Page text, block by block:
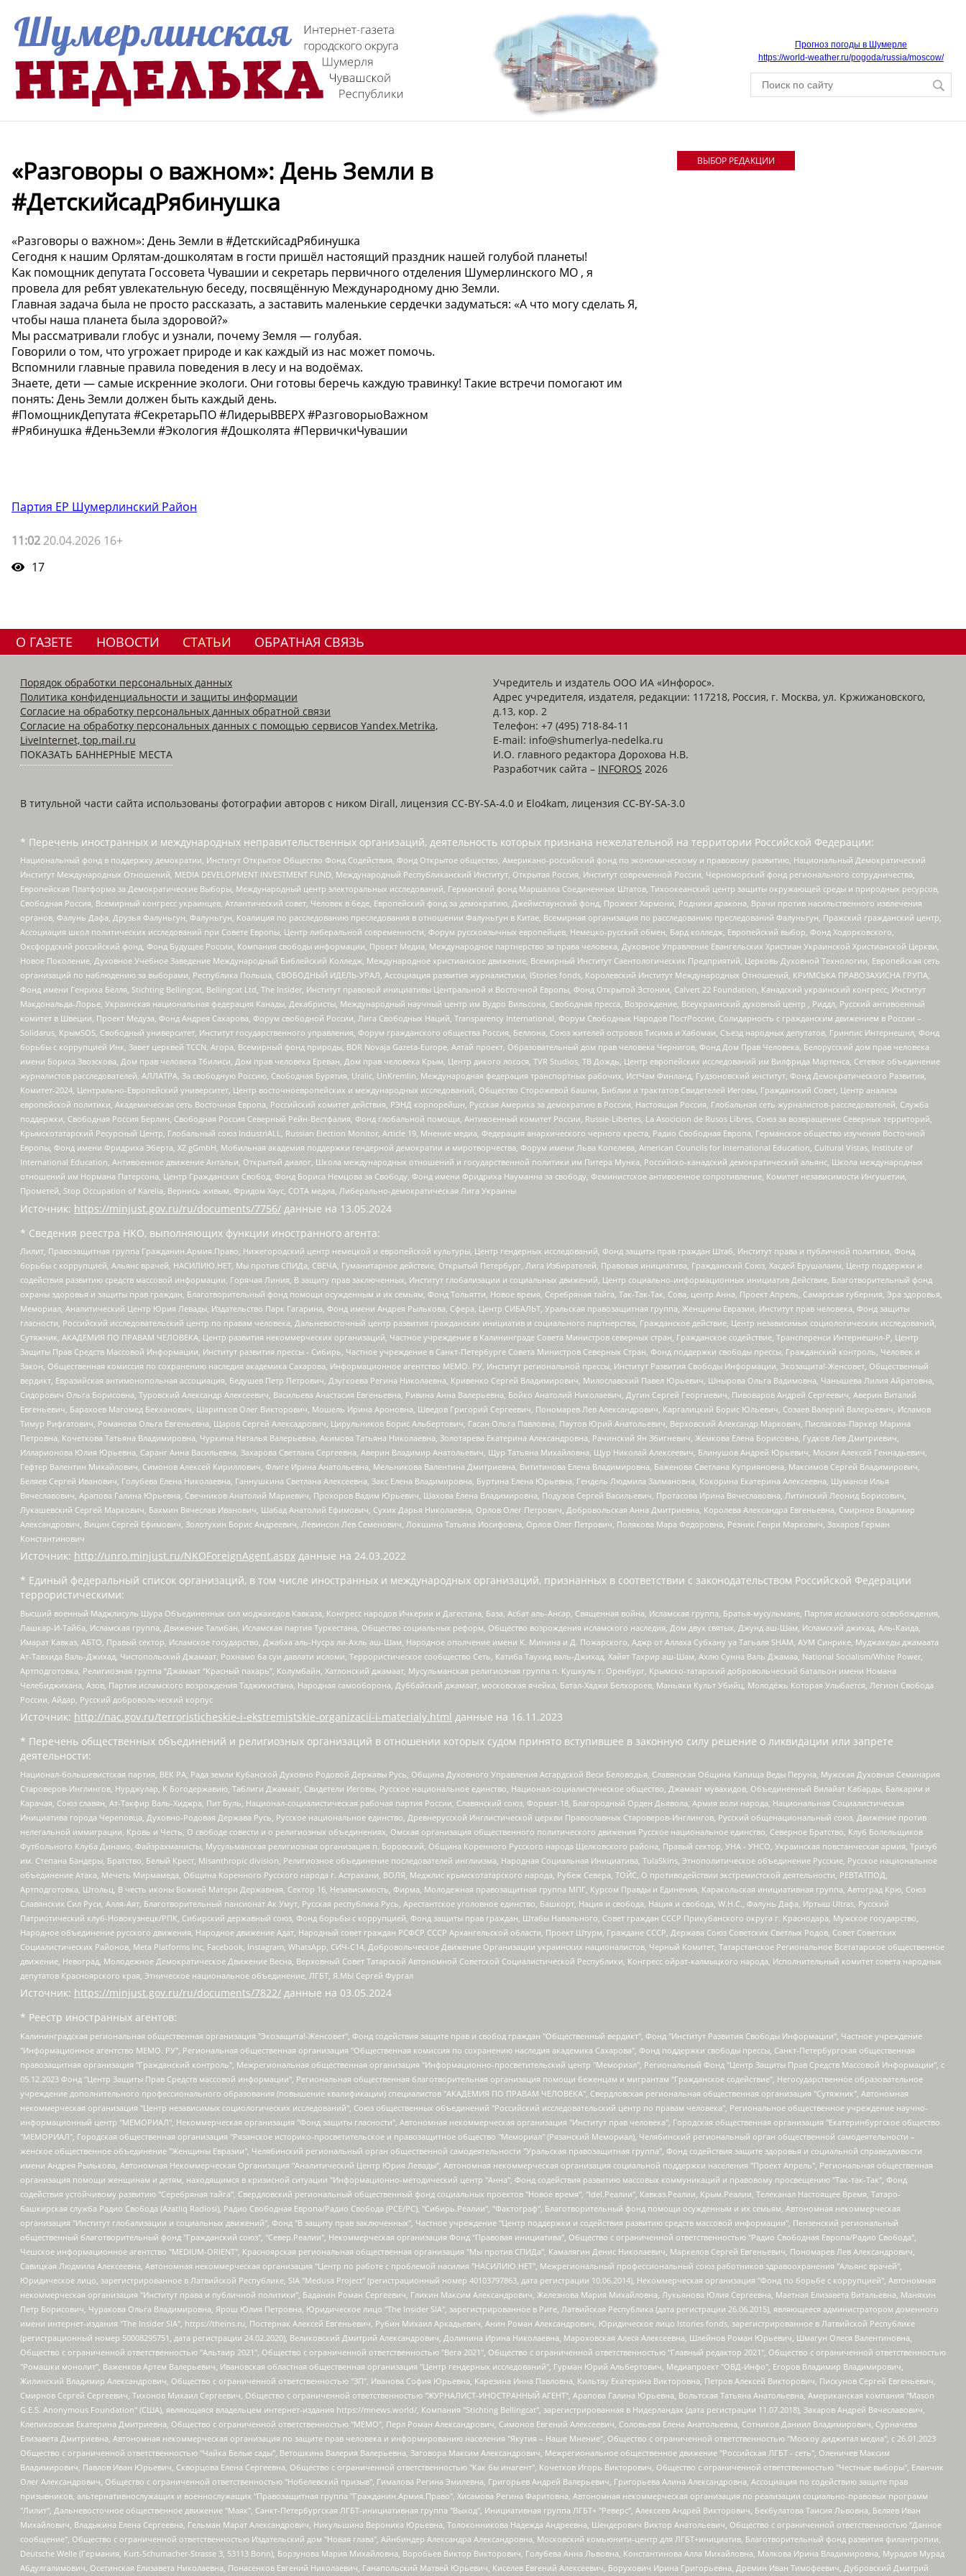
Прогноз погоды в Шумерле
https://world-weather.ru/pogoda/russia/moscow/
«Разговоры о важном»: День Земли в
#ДетскийсадРябинушка
«Разговоры о важном»: День Земли в #ДетскийсадРябинушка
Сегодня к нашим Орлятам-дошколятам в гости пришёл настоящий праздник нашей голубой планеты!
Как помощник депутата Госсовета Чувашии и секретарь первичного отделения Шумерлинского МО , я
провела для ребят увлекательную беседу, посвящённую Международному дню Земли.
Главная задача была не просто рассказать, а заставить маленькие сердечки задуматься: «А что могу сделать Я,
чтобы наша планета была здоровой?»
Мы рассматривали глобус и узнали, почему Земля — голубая.
Говорили о том, что угрожает природе и как каждый из нас может помочь.
Вспомнили главные правила поведения в лесу и на водоёмах.
Знаете, дети — самые искренние экологи. Они готовы беречь каждую травинку! Такие встречи помогают им
понять: День Земли должен быть каждый день.
#ПомощникДепутата #СекретарьПО #ЛидерыВВЕРХ #РазговорыоВажном
#Рябинушка #ДеньЗемли #Экология #Дошколята #ПервичкиЧувашии
Партия ЕР Шумерлинский Район
11:02 20.04.2026 16+
17
ВЫБОР РЕДАКЦИИ
О ГАЗЕТЕ НОВОСТИ СТАТЬИ ОБРАТНАЯ СВЯЗЬ
Порядок обработки персональных данных
Политика конфиденциальности и защиты информации
Согласие на обработку персональных данных обратной связи
Согласие на обработку персональных данных с помощью сервисов Yandex.Metrika,
LiveInternet, top.mail.ru
ПОКАЗАТЬ БАННЕРНЫЕ МЕСТА
Учредитель и издатель ООО ИА «Инфорос».
Адрес учредителя, издателя, редакции: 117218, Россия, г. Москва, ул. Кржижановского,
д.13, кор. 2
Телефон: +7 (495) 718-84-11
E-mail: info@shumerlya-nedelka.ru
И.О. главного редактора Дорохова Н.В.
Разработчик сайта – INFOROS 2026
В титульной части сайта использованы фотографии авторов с ником Dirall, лицензия CC-BY-SA-4.0 и Elo4kam, лицензия CC-BY-SA-3.0
* Перечень иностранных и международных неправительственных организаций, деятельность которых признана нежелательной на территории Российской Федерации:
Национальный фонд в поддержку демократии, Институт Открытое Общество Фонд Содействия, Фонд Открытое общество, Американо-российский фонд по экономическому и правовому развитию, Национальный Демократический
Институт Международных Отношений, MEDIA DEVELOPMENT INVESTMENT FUND, Международный Республиканский Институт, Открытая Россия, Институт современной России, Черноморский фонд регионального сотрудничества,
Европейская Платформа за Демократические Выборы, Международный центр электоральных исследований, Германский фонд Маршалла Соединенных Штатов, Тихоокеанский центр защиты окружающей среды и природных ресурсов,
Свободная Россия, Всемирный конгресс украинцев, Атлантический совет, Человек в беде, Европейский фонд за демократию, Джеймстаунский фонд, Прожект Хармони, Родники дракона, Врачи против насильственного извлечения
органов, Фалунь Дафа, Друзья Фалуньгун, Фалуньгун, Коалиция по расследованию преследования в отношении Фалуньгун в Китае, Всемирная организация по расследованию преследований Фалуньгун, Пражский гражданский центр,
Ассоциация школ политических исследований при Совете Европы, Центр либеральной современности, Форум русскоязычных европейцев, Немецко-русский обмен, Бард колледж, Европейский выбор, Фонд Ходорковского,
Оксфордский российский фонд, Фонд Будущее России, Компания свободы информации, Проект Медиа, Международное партнерство за права человека, Духовное Управление Евангельских Христиан Украинской Христианской Церкви,
Новое Поколение, Духовное Учебное Заведение Международный Библейский Колледж, Международное христианское движение, Всемирный Институт Саентологических Предприятий, Церковь Духовной Технологии, Европейская сеть
организаций по наблюдению за выборами, Республика Польша, СВОБОДНЫЙ ИДЕЛЬ-УРАЛ, Ассоциация развития журналистики, IStories fonds, Королевский Институт Международных Отношений, КРИМСЬКА ПРАВОЗАХИСНА ГРУПА,
Фонд имени Генриха Бёлля, Stichting Bellingcat, Bellingcat Ltd, The Insider, Институт правовой инициативы Центральной и Восточной Европы, Фонд Открытой Эстонии, Calvert 22 Foundation, Канадский украинский конгресс, Институт
Макдональда-Лорье, Украинская национальная федерация Канады, Декабристы, Международный научный центр им Вудро Вильсона, Свободная пресса, Возрождение, Всеукраинский духовный центр , Риддл, Русский антивоенный
комитет в Швеции, Проект Медуза, Фонд Андрея Сахарова, Форум свободной России, Лига Свободных Наций, Transparеncy International, Форум Свободных Народов ПостРоссии, Солидарность с гражданским движением в России –
Solidarus, КрымSOS, Свободный университет, Институт государственного управления, Форум гражданского общества Россия, Беллона, Союз жителей островов Тисима и Хабомаи, Съезд народных депутатов, Гринпис Интернешнл, Фонд
борьбы с коррупцией Инк, Завет церквей TCCN, Агора, Всемирный фонд природы, BDR Novaja Gazeta-Europe, Алтай проект, Образовательный дом прав человека Чернигов, Фонд Дом Прав Человека, Белорусский дом прав человека
имени Бориса Звозскова, Дом прав человека Тбилиси, Дом прав человека Ереван, Дом прав человека Крым, Центр дикого лосося, TVR Studios, ТВ Дождь, Центр европейских исследований им Вилфрида Мартенса, Сетевое объединение
журналистов расследователей, АЛЛАТРА, За свободную Россию, Свободная Бурятия, Uralic, UnKremlin, Международная федерация транспортных рабочих, ИстЧам Финланд, Гудзоновский институт, Фонд Демократического Развития,
Комитет-2024, Центрально-Европейский университет, Центр восточноевропейских и международных исследований, Общество Сторожевой башни, Библии и трактатов Свидетелей Иеговы, Гражданский Совет, Центр анализа
европейской политики, Академическая сеть Восточная Европа, Российский комитет действия, РЭНД корпорейшн, Русская Америка за демократию в России, Настоящая Россия, Глобальная сеть журналистов-расследователей, Служба
поддержки, Свободная Россия Берлин, Свободная Россия Северный Рейн-Вестфалия, Фонд глобальной помощи, Антивоенный комитет России, Russie-Libertes, La Asocicion de Rusos Libres, Союз за возвращение Северных территорий,
Крымскотатарский Ресурсный Центр, Глобальный союз IndustriALL, Russian Election Monitor, Article 19, Мнение медиа, Федерация анархического черного креста, Радио Свободная Европа, Германское общество изучения Восточной
Европы, Фонд имени Фридриха Эберта, XZ gGmbH, Мобильная академия поддержки гендерной демократии и миротворчества, Форум имени Льва Копелева, American Councils for International Education, Cultural Vistas, Institute of
International Education, Антивоенное движение Антальи, Открытый диалог, Школа международных отношений и государственной политики им Питера Мунка, Российско-канадский демократический альянс, Школа международных
отношений им Нормана Патерсона, Центр Гражданских Свобод, Фонд Бориса Немцова за Свободу, Фонд имени Фридриха Науманна за свободу, Феминистское антивоенное сопротивление, Комитет независимости Ингушетии,
Прометей, Stop Occupation of Karelia, Вернись живым, Фридом Хаус, СОТА медиа, Либерально-демократическая Лига Украины
Источник: https://minjust.gov.ru/ru/documents/7756/ данные на 13.05.2024
* Сведения реестра НКО, выполняющих функции иностранного агента:
Лилит, Правозащитная группа Гражданин.Армия.Право, Нижегородский центр немецкой и европейской культуры, Центр гендерных исследований, Фонд защиты прав граждан Штаб, Институт права и публичной политики, Фонд
борьбы с коррупцией, Альянс врачей, НАСИЛИЮ.НЕТ, Мы против СПИДа, СВЕЧА, Гуманитарное действие, Открытый Петербург, Лига Избирателей, Правовая инициатива, Гражданский Союз, Хасдей Ерушалаим, Центр поддержки и
содействия развитию средств массовой информации, Горячая Линия, В защиту прав заключенных, Институт глобализации и социальных движений, Центр социально-информационных инициатив Действие, Благотворительный фонд
охраны здоровья и защиты прав граждан, Благотворительный фонд помощи осужденным и их семьям, Фонд Тольятти, Новое время, Серебряная тайга, Так-Так-Так, Сова, центр Анна, Проект Апрель, Самарская губерния, Эра здоровья,
Мемориал, Аналитический Центр Юрия Левады, Издательство Парк Гагарина, Фонд имени Андрея Рылькова, Сфера, Центр СИБАЛЬТ, Уральская правозащитная группа, Женщины Евразии, Институт прав человека, Фонд защиты
гласности, Российский исследовательский центр по правам человека, Дальневосточный центр развития гражданских инициатив и социального партнерства, Гражданское действие, Центр независимых социологических исследований,
Сутяжник, АКАДЕМИЯ ПО ПРАВАМ ЧЕЛОВЕКА, Центр развития некоммерческих организаций, Частное учреждение в Калининграде Совета Министров северных стран, Гражданское содействие, Трансперенси Интернешнл-Р, Центр
Защиты Прав Средств Массовой Информации, Институт развития прессы - Сибирь, Частное учреждение в Санкт-Петербурге Совета Министров Северных Стран, Фонд поддержки свободы прессы, Гражданский контроль, Человек и
Закон, Общественная комиссия по сохранению наследия академика Сахарова, Информационное агентство МЕМО. РУ, Институт региональной прессы, Институт Развития Свободы Информации, Экозащита!-Женсовет, Общественный
вердикт, Евразийская антимонопольная ассоциация, Бедушев Петр Петрович, Дзугкоева Регина Николаевна, Кривенко Сергей Владимирович, Милославский Павел Юрьевич, Шнырова Ольга Вадимовна, Чанышева Лилия Айратовна,
Сидорович Ольга Борисовна, Туровский Александр Алексеевич, Васильева Анастасия Евгеньевна, Ривина Анна Валерьевна, Бойко Анатолий Николаевич, Дугин Сергей Георгиевич, Пивоваров Андрей Сергеевич, Аверин Виталий
Евгеньевич, Барахоев Магомед Бекханович, Шарипков Олег Викторович, Мошель Ирина Ароновна, Шведов Григорий Сергеевич, Пономарев Лев Александрович, Каргалицкий Борис Юльевич, Созаев Валерий Валерьевич, Исламов
Тимур Рифгатович, Романова Ольга Евгеньевна, Щаров Сергей Алексадрович, Цирульников Борис Альбертович, Гасан Ольга Павловна, Паутов Юрий Анатольевич, Верховский Александр Маркович, Пислакова-Паркер Марина
Петровна, Кочеткова Татьяна Владимировна, Чуркина Наталья Валерьевна, Акимова Татьяна Николаевна, Золотарева Екатерина Александровна, Рачинский Ян Збигневич, Жемкова Елена Борисовна, Гудков Лев Дмитриевич,
Илларионова Юлия Юрьевна, Саранг Анна Васильевна, Захарова Светлана Сергеевна, Аверин Владимир Анатольевич, Щур Татьяна Михайловна, Щур Николай Алексеевич, Блинушов Андрей Юрьевич, Мосин Алексей Геннадьевич,
Гефтер Валентин Михайлович, Симонов Алексей Кириллович, Флиге Ирина Анатольевна, Мельникова Валентина Дмитриевна, Вититинова Елена Владимировна, Баженова Светлана Куприяновна, Максимов Сергей Владимирович,
Беляев Сергей Иванович, Голубева Елена Николаевна, Ганнушкина Светлана Алексеевна, Закс Елена Владимировна, Буртина Елена Юрьевна, Гендель Людмила Залмановна, Кокорина Екатерина Алексеевна, Шуманов Илья
Вячеславович, Арапова Галина Юрьевна, Свечников Анатолий Мариевич, Прохоров Вадим Юрьевич, Шахова Елена Владимировна, Подузов Сергей Васильевич, Протасова Ирина Вячеславовна, Литинский Леонид Борисович,
Лукашевский Сергей Маркович, Бахмин Вячеслав Иванович, Шабад Анатолий Ефимович, Сухих Дарья Николаевна, Орлов Олег Петрович, Добровольская Анна Дмитриевна, Королева Александра Евгеньевна, Смирнов Владимир
Александрович, Вицин Сергей Ефимович, Золотухин Борис Андреевич, Левинсон Лев Семенович, Локшина Татьяна Иосифовна, Орлов Олег Петрович, Полякова Мара Федоровна, Резник Генри Маркович, Захаров Герман
Константинович
Источник: http://unro.minjust.ru/NKOForeignAgent.aspx данные на 24.03.2022
* Единый федеральный список организаций, в том числе иностранных и международных организаций, признанных в соответствии с законодательством Российской Федерации
террористическими:
Высший военный Маджлисуль Шура Объединенных сил моджахедов Кавказа, Конгресс народов Ичкерии и Дагестана, База, Асбат аль-Ансар, Священная война, Исламская группа, Братья-мусульмане, Партия исламского освобождения,
Лашкар-И-Тайба, Исламская группа, Движение Талибан, Исламская партия Туркестана, Общество социальных реформ, Общество возрождения исламского наследия, Дом двух святых, Джунд аш-Шам, Исламский джихад, Аль-Каида,
Имарат Кавказ, АБТО, Правый сектор, Исламское государство, Джабха аль-Нусра ли-Ахль аш-Шам, Народное ополчение имени К. Минина и Д. Пожарского, Аджр от Аллаха Субхану уа Тагьаля SHAM, АУМ Синрике, Муджахеды джамаата
Ат-Тавхида Валь-Джихад, Чистопольский Джамаат, Рохнамо ба суи давлати исломи, Террористическое сообщество Сеть, Катиба Таухид валь-Джихад, Хайят Тахрир аш-Шам, Ахлю Сунна Валь Джамаа, National Socialism/White Power,
Артподготовка, Религиозная группа “Джамаат “Красный пахарь”, Колумбайн, Хатлонский джамаат, Мусульманская религиозная группа п. Кушкуль г. Оренбург, Крымско-татарский добровольческий батальон имени Номана
Челебиджихана, Азов, Партия исламского возрождения Таджикистана, Народная самооборона, Дуббайский джамаат, московская ячейка, Батал-Хаджи Белхороев, Маньяки Культ Убийц, Молодёжь Которая Улыбается, Легион Свобода
России, Айдар, Русский добровольческий корпус
Источник: http://nac.gov.ru/terroristicheskie-i-ekstremistskie-organizacii-i-materialy.html данные на 16.11.2023
* Перечень общественных объединений и религиозных организаций в отношении которых судом принято вступившее в законную силу решение о ликвидации или запрете
деятельности:
Национал-большевистская партия, ВЕК РА, Рада земли Кубанской Духовно Родовой Державы Русь, Община Духовного Управления Асгардской Веси Беловодья, Славянская Община Капища Веды Перуна, Мужская Духовная Семинария
Староверов-Инглингов, Нурджулар, К Богодержавию, Таблиги Джамаат, Свидетели Иеговы, Русское национальное единство, Национал-социалистическое общество, Джамаат мувахидов, Объединенный Вилайат Кабарды, Балкарии и
Карачая, Союз славян, Ат-Такфир Валь-Хиджра, Пит Буль, Национал-социалистическая рабочая партия России, Славянский союз, Формат-18, Благородный Орден Дьявола, Армия воли народа, Национальная Социалистическая
Инициатива города Череповца, Духовно-Родовая Держава Русь, Русское национальное единство, Древнерусской Инглистической церкви Православных Староверов-Инглингов, Русский общенациональный союз, Движение против
нелегальной иммиграции, Кровь и Честь, О свободе совести и о религиозных объединениях, Омская организация общественного политического движения Русское национальное единство, Северное Братство, Клуб Болельщиков
Футбольного Клуба Динамо, Файзрахманисты, Мусульманская религиозная организация п. Боровский, Община Коренного Русского народа Щелковского района, Правый сектор, УНА - УНСО, Украинская повстанческая армия, Тризуб
им. Степана Бандеры, Братство, Белый Крест, Misanthropic division, Религиозное объединение последователей инглиизма, Народная Социальная Инициатива, TulaSkins, Этнополитическое объединение Русские, Русское национальное
объединение Атака, Мечеть Мирмамеда, Община Коренного Русского народа г. Астрахани, ВОЛЯ, Меджлис крымскотатарского народа, Рубеж Севера, ТОЙС, О противодействии экстремистской деятельности, РЕВТАТПОД,
Артподготовка, Штольц, В честь иконы Божией Матери Державная, Сектор 16, Независимость, Фирма, Молодежная правозащитная группа МПГ, Курсом Правды и Единения, Каракольская инициативная группа, Автоград Крю, Союз
Славянских Сил Руси, Алля-Аят, Благотворительный пансионат Ак Умут, Русская республика Русь, Арестантское уголовное единство, Башкорт, Нация и свобода, Нация и свобода, W.H.С., Фалунь Дафа, Иртыш Ultras, Русский
Патриотический клуб-Новокузнецк/РПК, Сибирский державный союз, Фонд борьбы с коррупцией, Фонд защиты прав граждан, Штабы Навального, Совет граждан СССР Прикубанского округа г. Краснодара, Мужское государство,
Народное объединение русского движения, Народное движение Адат, Народный совет граждан РСФСР СССР Архангельской области, Проект Штурм, Граждане СССР, Держава Союз Советских Светлых Родов, Совет Советских
Социалистических Районов, Meta Platforms Inc, Facebook, Instagram, WhatsApp, СИЧ-С14, Добровольческое Движение Организации украинских националистов, Черный Комитет, Татарстанское Региональное Всетатарское общественное
движение, Невоград, Молодежное Демократическое Движение Весна, Верховный Совет Татарской Автономной Советской Социалистической Республики, Конгресс ойрат-калмыцкого народа, Исполнительный комитет совета народных
депутатов Красноярского края, Этническое национальное объединение, ЛГБТ, Я.МЫ Сергей Фургал
Источник: https://minjust.gov.ru/ru/documents/7822/ данные на 03.05.2024
* Реестр иностранных агентов:
Калининградская региональная общественная организация "Экозащита!-Женсовет", Фонд содействия защите прав и свобод граждан "Общественный вердикт", Фонд "Институт Развития Свободы Информации", Частное учреждение "Информационное агентство МЕМО. РУ", Региональная общественная организация "Общественная комиссия по сохранению наследия академика Сахарова", Фонд поддержки свободы прессы, Санкт-Петербургская общественная правозащитная организация "Гражданский контроль", Межрегиональная общественная организация "Информационно-просветительский центр "Мемориал", Региональный Фонд "Центр Защиты Прав Средств Массовой Информации", с 05.12.2023 Фонд "Центр Защиты Прав Средств массовой информации", Региональная общественная благотворительная организация помощи беженцам и мигрантам "Гражданское содействие", Негосударственное образовательное учреждение дополнительного профессионального образования (повышение квалификации) специалистов "АКАДЕМИЯ ПО ПРАВАМ ЧЕЛОВЕКА", Свердловская региональная общественная организация "Сутяжник", Автономная некоммерческая организация "Центр независимых социологических исследований", Союз общественных объединений "Российский исследовательский центр по правам человека", Региональное общественное учреждение научно-информационный центр "МЕМОРИАЛ", Некоммерческая организация "Фонд защиты гласности", Автономная некоммерческая организация "Институт прав человека", Городская общественная организация "Екатеринбургское общество "МЕМОРИАЛ", Городская общественная организация "Рязанское историко-просветительское и правозащитное общество "Мемориал" (Рязанский Мемориал), Челябинский региональный орган общественной самодеятельности – женское общественное объединение "Женщины Евразии", Челябинский региональный орган общественной самодеятельности "Уральская правозащитная группа", Фонд содействия защите здоровья и социальной справедливости имени Андрея Рылькова, Автономная Некоммерческая Организация "Аналитический Центр Юрия Левады", Автономная некоммерческая организация социальной поддержки населения "Проект Апрель", Региональная общественная организация помощи женщинам и детям, находящимся в кризисной ситуации "Информационно-методический центр "Анна", Фонд содействия развитию массовых коммуникаций и правовому просвещению "Так-так-Так", Фонд содействия устойчивому развитию "Серебряная тайга", Свердловский региональный общественный фонд социальных проектов "Новое время", "Idel.Реалии", Кавказ.Реалии, Крым.Реалии, Телеканал Настоящее Время, Татаро-башкирская служба Радио Свобода (Azatliq Radiosi), Радио Свободная Европа/Радио Свобода (PCE/PC), "Сибирь.Реалии", "Фактограф", Благотворительный фонд помощи осужденным и их семьям, Автономная некоммерческая организация "Институт глобализации и социальных движений", Фонд "В защиту прав заключенных", Частное учреждение "Центр поддержки и содействия развитию средств массовой информации", Пензенский региональный общественный благотворительный фонд "Гражданский союз", "Север.Реалии", Некоммерческая организация Фонд "Правовая инициатива", Общество с ограниченной ответственностью "Радио Свободная Европа/Радио Свобода", Чешское информационное агентство "MEDIUM-ORIENT", Красноярская региональная общественная организация "Мы против СПИДа", Камалягин Денис Николаевич, Маркелов Сергей Евгеньевич, Пономарев Лев Александрович, Савицкая Людмила Алексеевна, Автономная некоммерческая организация "Центр по работе с проблемой насилия "НАСИЛИЮ.НЕТ", Межрегиональный профессиональный союз работников здравоохранения "Альянс врачей", Юридическое лицо, зарегистрированное в Латвийской Республике, SIA "Medusa Project" (регистрационный номер 40103797863, дата регистрации 10.06.2014), Некоммерческая организация "Фонд по борьбе с коррупцией", Автономная некоммерческая организация "Институт права и публичной политики", Баданин Роман Сергеевич, Гликин Максим Александрович, Железнова Мария Михайловна, Лукьянова Юлия Сергеевна, Маетная Елизавета Витальевна, Маняхин Петр Борисович, Чуракова Ольга Владимировна, Ярош Юлия Петровна, Юридическое лицо "The Insider SIA", зарегистрированное в Риге, Латвийская Республика (дата регистрации 26.06.2015), являющееся администратором доменного имени интернет-издания "The Insider SIA", https://theins.ru, Постернак Алексей Евгеньевич, Рубин Михаил Аркадьевич, Анин Роман Александрович, Юридическое лицо Istories fonds, зарегистрированное в Латвийской Республике (регистрационный номер 50008295751, дата регистрации 24.02.2020), Великовский Дмитрий Александрович, Долинина Ирина Николаевна, Мароховская Алеся Алексеевна, Шлейнов Роман Юрьевич, Шмагун Олеся Валентиновна, Общество с ограниченной ответственностью "Альтаир 2021", Общество с ограниченной ответственностью "Вега 2021", Общество с ограниченной ответственностью "Главный редактор 2021", Общество с ограниченной ответственностью "Ромашки монолит", Важенков Артем Валерьевич, Ивановская областная общественная организация "Центр гендерных исследований", Гурман Юрий Альбертович, Медиапроект "ОВД-Инфо", Егоров Владимир Владимирович, Жилинский Владимир Александрович, Общество с ограниченной ответственностью "ЗП", Иванова София Юрьевна, Карезина Инна Павловна, Кильтау Екатерина Викторовна, Петров Алексей Викторович, Пискунов Сергей Евгеньевич, Смирнов Сергей Сергеевич, Тихонов Михаил Сергеевич, Общество с ограниченной ответственностью "ЖУРНАЛИСТ-ИНОСТРАННЫЙ АГЕНТ", Арапова Галина Юрьевна, Вольтская Татьяна Анатольевна, Американская компания "Mason G.E.S. Anonymous Foundation" (США), являющаяся владельцем интернет-издания https://mnews.world/, Компания "Stichting Bellingcat", зарегистрированная в Нидерландах (дата регистрации 11.07.2018), Захаров Андрей Вячеславович, Клепиковская Екатерина Дмитриевна, Общество с ограниченной ответственностью "МЕМО", Перл Роман Александрович, Симонов Евгений Алексеевич, Соловьева Елена Анатольевна, Сотников Даниил Владимирович, Сурначева Елизавета Дмитриевна, Автономная некоммерческая организация по защите прав человека и информированию населения "Якутия – Наше Мнение", Общество с ограниченной ответственностью "Москоу диджитал медиа", с 26.01.2023 Общество с ограниченной ответственностью "Чайка Белые сады", Ветошкина Валерия Валерьевна, Заговора Максим Александрович, Межрегиональное общественное движение "Российская ЛГБТ - сеть", Оленичев Максим Владимирович, Павлов Иван Юрьевич, Скворцова Елена Сергеевна, Общество с ограниченной ответственностью "Как бы инагент", Кочетков Игорь Викторович, Общество с ограниченной ответственностью "Честные выборы", Еланчик Олег Александрович, Общество с ограниченной ответственностью "Нобелевский призыв", Гималова Регина Эмилевна, Григорьев Андрей Валерьевич, Григорьева Алина Александровна, Ассоциация по содействию защите прав призывников, альтернативнослужащих и военнослужащих "Правозащитная группа "Гражданин.Армия.Право", Хисамова Регина Фаритовна, Автономная некоммерческая организация по реализации социально-правовых программ "Лилит", Дальневосточное общественное движение "Маяк", Санкт-Петербургская ЛГБТ-инициативная группа "Выход", Инициативная группа ЛГБТ+ "Реверс", Алексеев Андрей Викторович, Бекбулатова Таисия Львовна, Беляев Иван Михайлович, Владыкина Елена Сергеевна, Гельман Марат Александрович, Никульшина Вероника Юрьевна, Толоконникова Надежда Андреевна, Шендерович Виктор Анатольевич, Общество с ограниченной ответственностью "Данное сообщение", Общество с ограниченной ответственностью Издательский дом "Новая глава", Айнбиндер Александра Александровна, Московский комьюнити-центр для ЛГБТ+инициатив, Благотворительный фонд развития филантропии, Deutsche Welle (Германия, Kurt-Schumacher-Strasse 3, 53113 Bonn), Борзунова Мария Михайловна, Воробьев Виктор Викторович, Голубева Анна Львовна, Константинова Алла Михайловна, Малкова Ирина Владимировна, Мурадов Мурад Абдулгалимович, Осетинская Елизавета Николаевна, Понасенков Евгений Николаевич, Ганапольский Матвей Юрьевич, Киселев Евгений Алексеевич, Борухович Ирина Григорьевна, Дремин Иван Тимофеевич, Дубровский Дмитрий Викторович, Красноярская региональная общественная организация поддержки и развития альтернативных образовательных технологий и межкультурных коммуникаций "ИНТЕРРА", Маяковская Екатерина Алексеевна, Фейгин Марк Захарович, Филимонов Андрей Викторович, Дзугкоева Регина Николаевна, Доброхотов Роман Александрович, Дудь Юрий Александрович, Елкин Сергей Владимирович, Кругликов Кирилл Игоревич, Сабунаева Мария Леонидовна, Семенов Алексей Владимирович, Шаинян Карен Багратович, Шульман Екатерина Михайловна, Асафьев Артур Валерьевич, Вахштайн Виктор Семенович, Венедиктов Алексей Алексеевич, Лушникова Екатерина Евгеньевна, Волков Леонид Михайлович, Невзоров Александр Глебович, Пархоменко Сергей Борисович, Сироткин Ярослав Николаевич, Кара-Мурза Владимир Владимирович, Баранова Наталья Владимировна, Гозман Леонид Яковлевич, Кагарлицкий Борис Юльевич, Климарев Михаил Валерьевич, Милов Владимир Станиславович, Автономная некоммерческая организация Краснодарский центр современного искусства "Типография", Моргенштерн Алишер Тагирович, Соболь Любовь Эдуардовна, Общество с ограниченной ответственностью "ЛИЗА НОРМ", Каспаров Гарри Кимович, Ходорковский Михаил Борисович, Общество с ограниченной ответственностью "Апрельские тезисы", Данилович Ирина Брониславовна, Кашин Олег Владимирович, Петров Николай Владимирович, Пивоваров Алексей Владимирович, Соколов Михаил Владимирович, Цветкова Юлия Владимировна, Чичваркин Евгений Александрович, Комитет против пыток/Команда против пыток, Общество с ограниченной ответственностью "Первый научный", Общество с ограниченной ответственностью "Вертолет и ко", Белоцерковская Вероника Борисовна, Кац Максим Евгеньевич, Лазарева Татьяна Юрьевна, Шаведдинов Руслан Табризович, Яшин Илья Валерьевич, Общество с ограниченной ответственностью "Иноагент ААВ", Алешковский Дмитрий Петрович, Альбац Евгения Марковна, Быков Дмитрий Львович, Галямина Юлия Евгеньевна, Лойко Сергей Леонидович, Мартынов Кирилл Константинович, Медведев Сергей Александрович, Крашенинников Федор Геннадиевич, Гордеева Катерина Вл